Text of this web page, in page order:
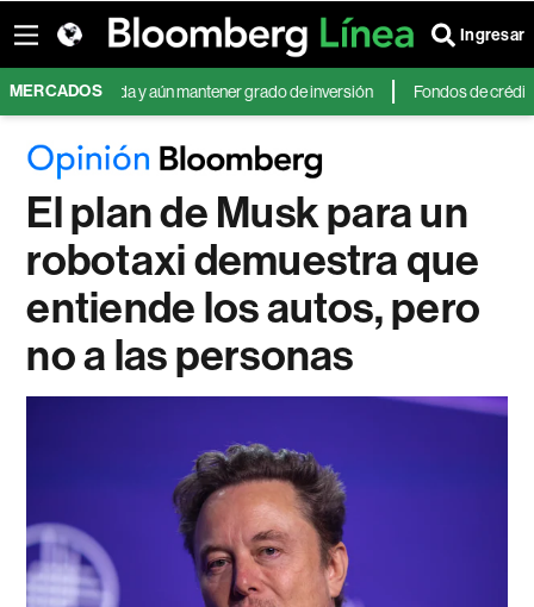
Ingresar
MERCADOS
deuda y aún mantener grado de inversión Fondos de crédito privado
El plan de Musk para un
robotaxi demuestra que
entiende los autos, pero
no a las personas